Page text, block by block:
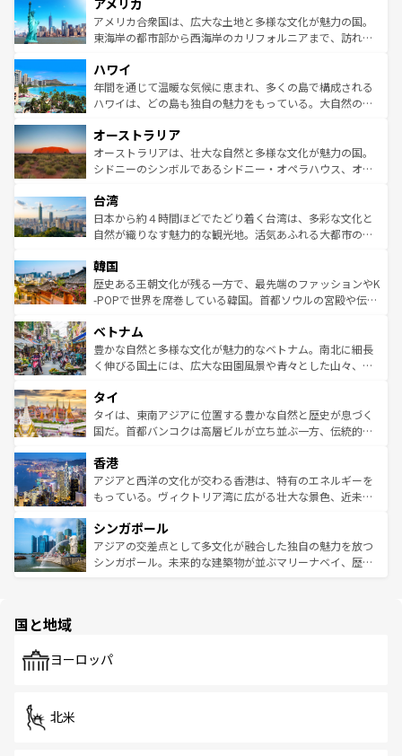
ンツ一覧を参照してほしい。
の建物がそのまま残る町や、スイスならではのユニークな
博物館もあり、アルプス観光だけでなく町歩きも満喫する
ことができる。国民の所得が高いため物価も高いが、旅行
ば市内交通費無料で観光を楽しむこともできる。 なお、新
着のスイス情報はコンテンツ一覧 を参照してほしい。
アメリカ
アメリカ合衆国は、広大な土地と多様な文化が魅力の国。
東海岸の都市部から西海岸のカリフォルニアまで、訪れる
のような巨大都市は、観光、ショッピング、エンターテイ
ンメントが詰まった刺激的なスポットだ。一方、アメリカ
西部には大自然が広がり、グランドキャニオンやイエロー
部のニューオーリンズでは、音楽と美食が融合した独特の
文化が魅力。旅行者はアメリカの各地域で異なる魅力を楽
しみながら、その多様性と豊かな歴史を感じることができ
ならではの贅沢な旅のスタイルだ。 なお、新着のアメリカ
情報はコンテンツ一覧を参照してほしい。
ハワイ
年間を通じて温暖な気候に恵まれ、多くの島で構成される
ハワイは、どの島も独自の魅力をもっている。大自然の神
ワイ島は見逃せない。また、定番の観光地といえばオアフ
島だが、静かな自然を求めるならマウイ島やカウアイ島が
おすすめ。エメラルドグリーンに輝く海をはじめ、豊かな
れるおもてなしの心で訪れる人々を迎えてくれるハワイの
人々、おいしいローカルフードやハワイアンミュージッ
ク、伝統的なフラダンスなど、すべてがハワイの魅力を彩
ワイを、存分に味わってほしい。 なお、新着のハワイ情報
はコンテンツ一覧を参照してほしい。
オーストラリア
オーストラリアは、壮大な自然と多様な文化が魅力の国。
シドニーのシンボルであるシドニー・オペラハウス、オー
リアリーフや大陸中央部にそびえるウルル（エアーズロッ
ク）、タスマニアの美しい原生林やケアンズの熱帯雨林な
ど、見どころがたくさん。また、カフェやワイン、オージ
いる。アクティビティも充実しており、サーフィンやダイ
ビング、ハイキングなど、アウトドア好きにはたまらな
い。オーストラリアの多彩な魅力を存分に味わいつくそ
参照してほしい。
台湾
日本から約４時間ほどでたどり着く台湾は、多彩な文化と
自然が織りなす魅力的な観光地。活気あふれる大都市の台
ン）、静ひつな山岳地帯である台湾東部など、都市の喧騒
と山間の静けさが共存しており、訪れる人に新しい発見と
驚きをもたらしてくれる。また、奥深い台湾の食文化も魅
容にもいいと評判のスイーツなど、バラエティ豊かな料理
が味わえる。 なお、新着の台湾情報は コンテンツ一覧を参
照してほしい。
韓国
歴史ある王朝文化が残る一方で、最先端のファッションやK
-POPで世界を席巻している韓国。首都ソウルの宮殿や伝統
き、地方に足を延ばせば四季折々の自然美を楽しむことが
できる。そして、キムチや焼肉、絶品のストリートフード
まで、さまざまな韓国料理が待っている。夜には、韓国な
リティに包まれながら、韓国の多彩な魅力を心ゆくまで味
わってみてほしい。 なお、新着の韓国情報はコンテンツ一
覧を参照してほしい。
ベトナム
豊かな自然と多様な文化が魅力的なベトナム。南北に細長
く伸びる国土には、広大な田園風景や青々とした山々、世
急速な発展と共に伝統が息づく。ハノイの古い町並みやホ
ーチミン市のフランス統治時代の建物も、独特の雰囲気を
醸し出している。また、バラエティの豊かさとおいしさで
とつ。フォーやバインミー、ベトナムコーヒーなどは、ぜ
ひ現地で味わいたい。どの地域を訪れてもあたたかい人々
が旅行者を迎えてくれるので、きっと忘れられない旅にな
参照してほしい。
タイ
タイは、東南アジアに位置する豊かな自然と歴史が息づく
国だ。首都バンコクは高層ビルが立ち並ぶ一方、伝統的な
の活気が交差している。北部ではチェンマイなどの山岳地
帯で自然と触れ合い、南部ではプーケットやクラビの美し
いビーチでリゾート気分を楽しむことができる。タイ料理
激する。気候は一年中温暖で、どの季節にも異なる楽しみ
が待っている。親しみやすいタイの人々、仏教を中心とし
た文化、そして多様な観光資源が、訪れる旅人を魅了し続
香港
アジアと西洋の文化が交わる香港は、特有のエネルギーを
もっている。ヴィクトリア湾に広がる壮大な景色、近未来
み、どこを訪れても感動するはず。観光スポットが密集し
ており、効率よく見どころを回れるのも魅力。息をのむよ
うな絶景から文化的な体験まで、香港を存分に楽しみ尽く
シンガポール
アジアの交差点として多文化が融合した独自の魅力を放つ
シンガポール。未来的な建築物が並ぶマリーナベイ、歴史
で、ホーカーズは地元の風情を楽しめる外せないスポット
国と地域
ヨーロッパ
北米